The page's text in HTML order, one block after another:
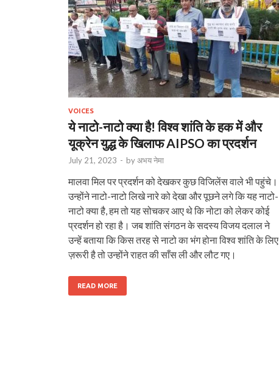
VOICES
ये नाटो-नाटो क्या है! विश्व शांति के हक में और
यूक्रेन युद्ध के खिलाफ AIPSO का प्रदर्शन
July 21, 2023 - byअभय नेमा
मालवा मिल पर प्रदर्शन को देखकर कुछ विजिलेंस वाले भी पहुंचे।
उन्होंने नाटो-नाटो लिखे नारे को देखा और पूछने लगे कि यह नाटो-
नाटो क्या है, हम तो यह सोचकर आए थे कि नोटा को लेकर कोई
प्रदर्शन हो रहा है। जब शांति संगठन के सदस्य विजय दलाल ने
उन्हें बताया कि किस तरह से नाटो का भंग होना विश्व शांति के लिए
ज़रूरी है तो उन्होंने राहत की साँस ली और लौट गए।
READ MORE